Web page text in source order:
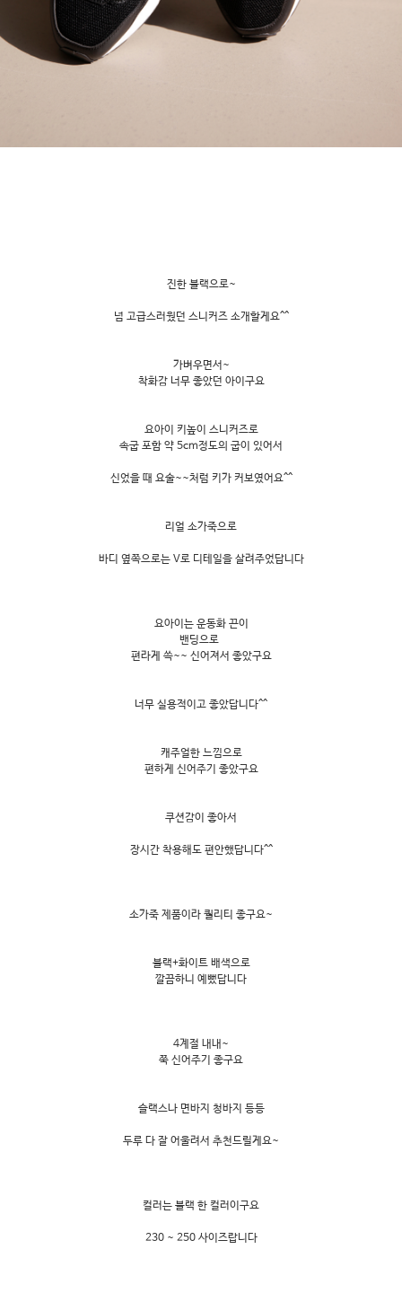
진한 블랙으로~
넘 고급스러웠던 스니커즈 소개할게요^^
가벼우면서~
착화감 너무 좋았던 아이구요
요아이 키높이 스니커즈로
속굽 포함 약 5cm정도의 굽이 있어서
신었을 때 요술~~처럼 키가 커보였어요^^
리얼 소가죽으로
바디 옆쪽으로는 V로 디테일을 살려주었답니다
요아이는 운동화 끈이
밴딩으로
편라게 쓱~~ 신어져서 좋았구요
너무 실용적이고 좋았답니다^^
캐주얼한 느낌으로
편하게 신어주기 좋았구요
쿠션감이 좋아서
장시간 착용해도 편안했답니다^^
소가죽 제품이라 퀄리티 좋구요~
블랙+화이트 배색으로
깔끔하니 예뻤답니다
4계절 내내~
쭉 신어주기 좋구요
슬랙스나 면바지 청바지 등등
두루 다 잘 어울려서 추천드릴게요~
컬러는 블랙 한 컬러이구요
230 ~ 250 사이즈랍니다